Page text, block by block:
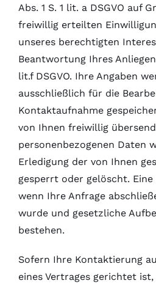
Abs. 1 S. 1 lit. a DSGVO auf
freiwillig erteilten
unseres berechtigten
Beantwortung Ihres
lit.f DSGVO. Ihre Angaben
ausschließlich für die
Kontaktaufnahme
von Ihnen freiwillig
personenbezogenen Daten
Erledigung der von Ihnen
gesperrt oder gelöscht.
wenn Ihre Anfrage
wurde und gesetzliche
bestehen.
Sofern Ihre Kontaktierung
eines Vertrages gerichtet